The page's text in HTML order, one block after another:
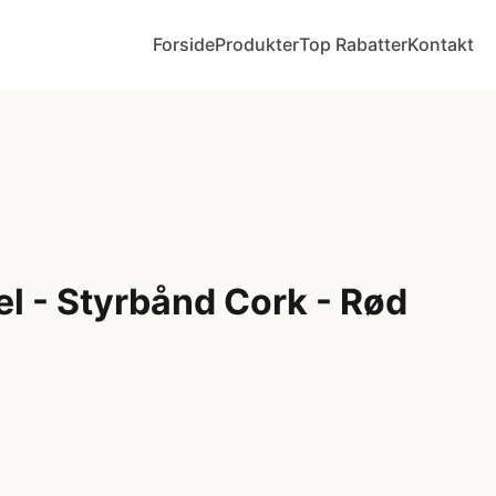
ForsideProdukterTop RabatterKontakt
- Styrbånd Cork - Rød